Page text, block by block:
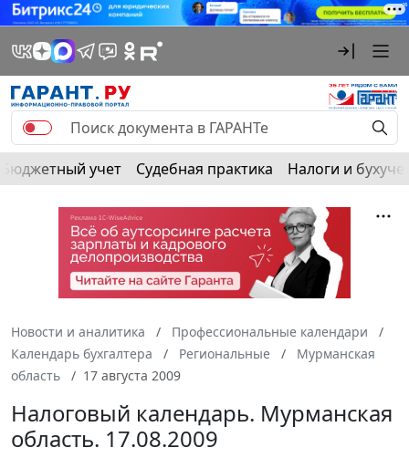
Бюджетный учет Судебная практика Налоги и
Новости и аналитика
Профессиональные календари
Календарь бухгалтера
Региональные
Мурманская
область
17 августа 2009
Налоговый календарь. Мурманская
область. 17.08.2009